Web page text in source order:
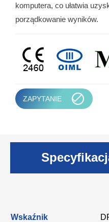
komputera, co ułatwia
porządkowanie wyników.
ZAPYTANIE
Wskaźnik